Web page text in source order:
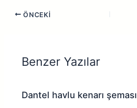
ÖNCEKI
Benzer Yazılar
Dantel havlu kenarı şeması